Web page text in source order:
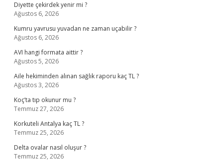
Diyette çekirdek yenir mi ?
Ağustos 6, 2026
Kumru yavrusu yuvadan ne zaman uçabilir ?
Ağustos 6, 2026
AVI hangi formata aittir ?
Ağustos 5, 2026
Aile hekiminden alınan sağlık raporu kaç TL ?
Ağustos 3, 2026
Koç’ta tıp okunur mu ?
Temmuz 27, 2026
Korkuteli Antalya kaç TL ?
Temmuz 25, 2026
Delta ovalar nasıl oluşur ?
Temmuz 25, 2026